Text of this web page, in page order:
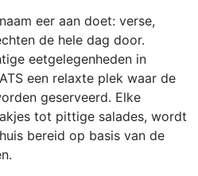
eer aan doet: verse,
de hele dag door.
eetgelegenheden in
een relaxte plek waar de
geserveerd. Elke
tot pittige salades, wordt
bereid op basis van de